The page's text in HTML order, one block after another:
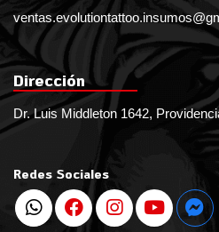
Dirección
Dr. Luis Middleton 1642,
Redes Sociales